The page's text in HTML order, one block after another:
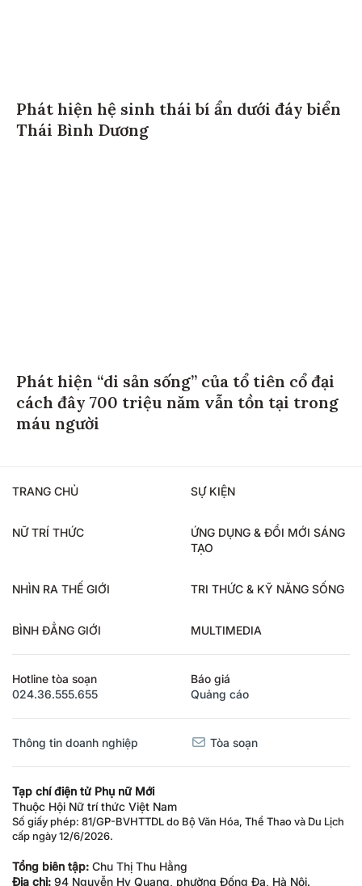
Phát hiện hệ sinh thái bí ẩn dưới đáy biển
Thái Bình Dương
Phát hiện “di sản sống” của tổ tiên cổ đại
cách đây 700 triệu năm vẫn tồn tại trong
máu người
TRANG CHỦ SỰ KIỆN
NỮ TRÍ THỨC
ỨNG DỤNG & ĐỔI MỚI SÁNG
TẠO
NHÌN RA THẾ GIỚI TRI THỨC & KỸ NĂNG SỐNG
BÌNH ĐẲNG GIỚI MULTIMEDIA
Hotline tòa soạn
024.36.555.655
Báo giá
Quảng cáo
Thông tin doanh nghiệp Tòa soạn
Tạp chí điện tử Phụ nữ Mới
Thuộc Hội Nữ trí thức Việt Nam
Số giấy phép: 81/GP-BVHTTDL do Bộ Văn Hóa, Thể Thao và Du Lịch
cấp ngày 12/6/2026.
Tổng biên tập: Chu Thị Thu Hằng